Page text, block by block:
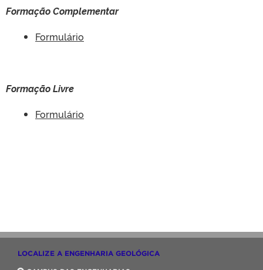
Formação Complementar
Formulário
Formação Livre
Formulário
LOCALIZE A ENGENHARIA GEOLÓGICA